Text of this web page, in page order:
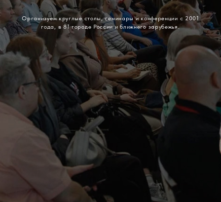
Организуем круглые столы, семинары и конференции с 2001
года, в 81 городе России и ближнего зарубежья.